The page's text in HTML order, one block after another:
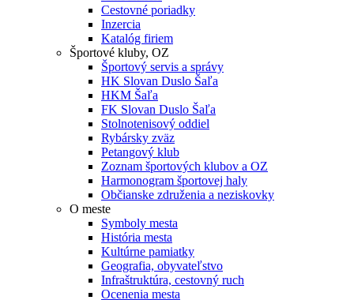
Cestovné poriadky
Inzercia
Katalóg firiem
Športové kluby, OZ
Športový servis a správy
HK Slovan Duslo Šaľa
HKM Šaľa
FK Slovan Duslo Šaľa
Stolnotenisový oddiel
Rybársky zväz
Petangový klub
Zoznam športových klubov a OZ
Harmonogram športovej haly
Občianske združenia a neziskovky
O meste
Symboly mesta
História mesta
Kultúrne pamiatky
Geografia, obyvateľstvo
Infraštruktúra, cestovný ruch
Ocenenia mesta